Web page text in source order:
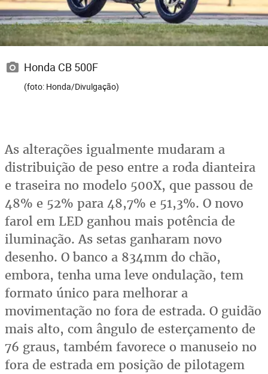
Honda CB 500F
(foto: Honda/Divulgação)
As alterações igualmente mudaram a
distribuição de peso entre a roda dianteira
e traseira no modelo 500X, que passou de
48% e 52% para 48,7% e 51,3%. O novo
farol em LED ganhou mais potência de
iluminação. As setas ganharam novo
desenho. O banco a 834mm do chão,
embora, tenha uma leve ondulação, tem
formato único para melhorar a
movimentação no fora de estrada. O guidão
mais alto, com ângulo de esterçamento de
76 graus, também favorece o manuseio no
fora de estrada em posição de pilotagem